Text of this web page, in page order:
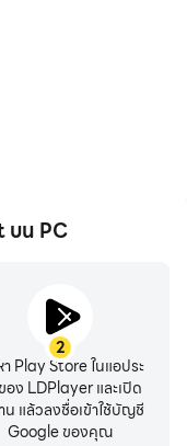
เศษช่วยให้มั่นใจได้
ะขวา มุมมองพา
ประสบการณ์การ
วมอยู่ในแอพ Yi
โทรศัพท์มือถือทำให้
บน PC
2
Play Store ในแอประ
ง LDPlayer และเปิด
น แล้วลงชื่อเข้าใช้บัญชี
Google ของคุณ